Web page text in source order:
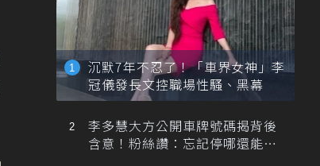
沉默7年不忍了！「車界女神」李
冠儀發長文控職場性騷、黑幕
李多慧大方公開車牌號碼揭背後
含意！粉絲讚：忘記停哪還能幫